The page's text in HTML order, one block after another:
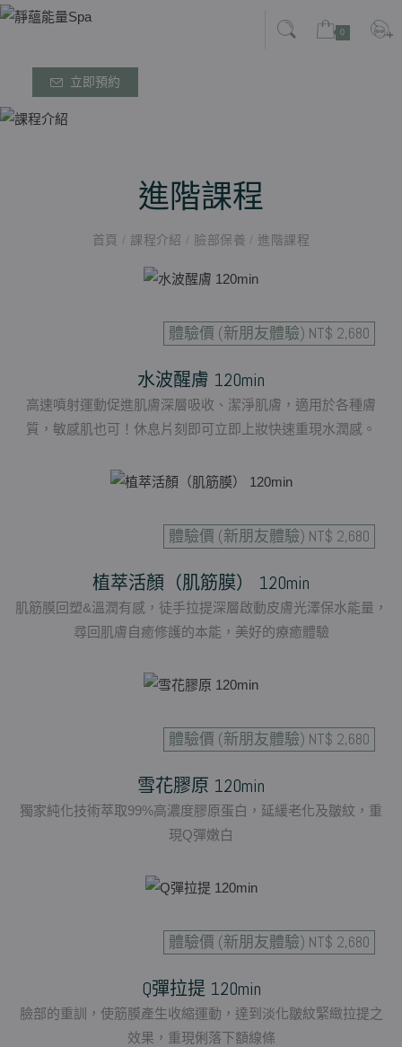
0
立即預約
進階課程
首頁 / 課程介紹 / 臉部保養 / 進階課程
體驗價 (新朋友體驗) NT$ 2,680
水波醒膚 120min
高速噴射運動促進肌膚深層吸收、潔淨肌膚，適用於各種膚
質，敏感肌也可！休息片刻即可立即上妝快速重現水潤感。
體驗價 (新朋友體驗) NT$ 2,680
植萃活顏（肌筋膜） 120min
肌筋膜回塑&溫潤有感，徒手拉提深層啟動皮膚光澤保水能量，
尋回肌膚自癒修護的本能，美好的療癒體驗
體驗價 (新朋友體驗) NT$ 2,680
雪花膠原 120min
獨家純化技術萃取99%高濃度膠原蛋白，延緩老化及皺紋，重
現Q彈嫩白
體驗價 (新朋友體驗) NT$ 2,680
Q彈拉提 120min
臉部的重訓，使筋膜產生收縮運動，達到淡化皺紋緊緻拉提之
效果，重現俐落下額線條